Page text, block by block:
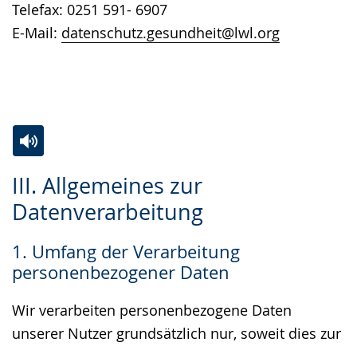
Telefax: 0251 591- 6907
E-Mail: datenschutz.gesundheit@lwl.org
III. Allgemeines zur
Datenverarbeitung
1. Umfang der Verarbeitung
personenbezogener Daten
Wir verarbeiten personenbezogene Daten
unserer Nutzer grundsätzlich nur, soweit dies zur
Leichten
Sprache
Audio-
Unterstützung.
Video
in
Gebärdensprache
wird
angezeigt.